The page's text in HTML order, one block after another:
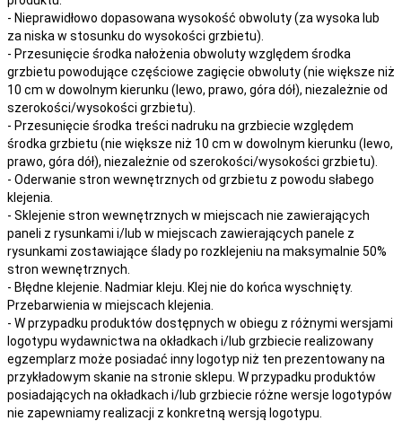
- Nieprawidłowo dopasowana wysokość obwoluty (za wysoka lub
za niska w stosunku do wysokości grzbietu).
- Przesunięcie środka nałożenia obwoluty względem środka
grzbietu powodujące częściowe zagięcie obwoluty (nie większe niż
10 cm w dowolnym kierunku (lewo, prawo, góra dół), niezależnie od
szerokości/wysokości grzbietu).
- Przesunięcie środka treści nadruku na grzbiecie względem
środka grzbietu (nie większe niż 10 cm w dowolnym kierunku (lewo,
prawo, góra dół), niezależnie od szerokości/wysokości grzbietu).
- Oderwanie stron wewnętrznych od grzbietu z powodu słabego
klejenia.
- Sklejenie stron wewnętrznych w miejscach nie zawierających
paneli z rysunkami i/lub w miejscach zawierających panele z
rysunkami zostawiające ślady po rozklejeniu na maksymalnie 50%
stron wewnętrznych.
- Błędne klejenie. Nadmiar kleju. Klej nie do końca wyschnięty.
Przebarwienia w miejscach klejenia.
- W przypadku produktów dostępnych w obiegu z różnymi wersjami
logotypu wydawnictwa na okładkach i/lub grzbiecie realizowany
egzemplarz może posiadać inny logotyp niż ten prezentowany na
przykładowym skanie na stronie sklepu. W przypadku produktów
posiadających na okładkach i/lub grzbiecie różne wersje logotypów
nie zapewniamy realizacji z konkretną wersją logotypu.